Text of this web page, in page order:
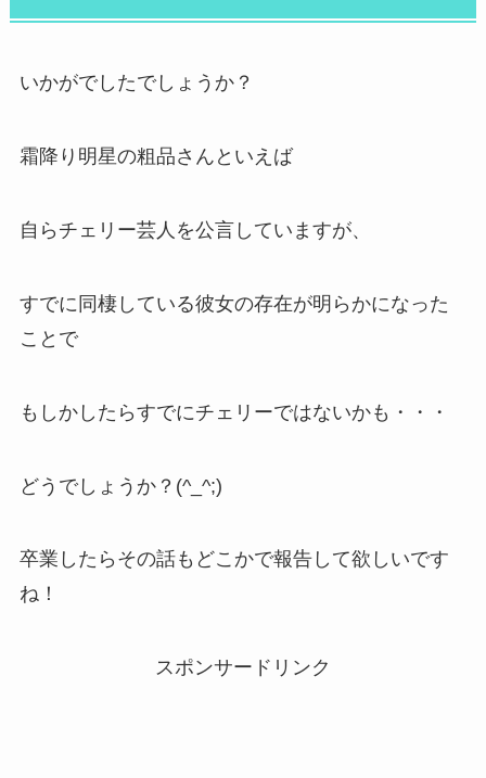
いかがでしたでしょうか？
霜降り明星の粗品さんといえば
自らチェリー芸人を公言していますが、
すでに同棲している彼女の存在が明らかになった
ことで
もしかしたらすでにチェリーではないかも・・・
どうでしょうか？(^_^;)
卒業したらその話もどこかで報告して欲しいです
ね！
スポンサードリンク